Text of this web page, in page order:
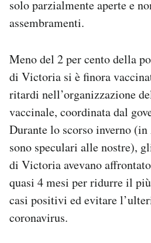
solo parzialmente aperte e
assembramenti.
Meno del 2 per cento della
di Victoria si è finora
ritardi nell’organizzazione
vaccinale, coordinata dal
Durante lo scorso inverno
sono speculari alle nostre),
di Victoria avevano
quasi 4 mesi per ridurre il
casi positivi ed evitare
coronavirus.